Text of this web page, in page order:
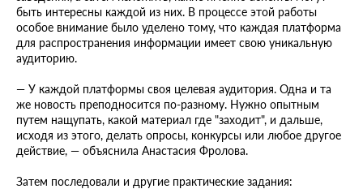
быть интересны каждой из них. В процессе этой работы
особое внимание было уделено тому, что каждая платформа
для распространения информации имеет свою уникальную
аудиторию.
— У каждой платформы своя целевая аудитория. Одна и та
же новость преподносится по-разному. Нужно опытным
путем нащупать, какой материал где "заходит", и дальше,
исходя из этого, делать опросы, конкурсы или любое другое
действие, — объяснила Анастасия Фролова.
Затем последовали и другие практические задания: